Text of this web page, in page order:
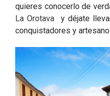
quieres conocerlo de
La Orotava y déjate
conquistadores y